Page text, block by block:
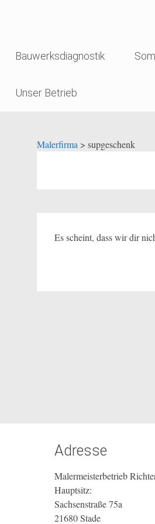
Inhalt
Bauwerksdiagnostik
Unser Betrieb
Malerfirma > supgeschenk
Es scheint, dass wir dir
Adresse
Malermeisterbetrieb
Hauptsitz:
Sachsenstraße 75a
21680 Stade